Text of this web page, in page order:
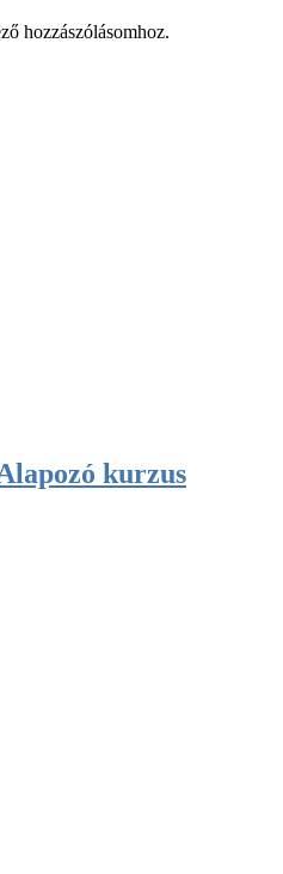
hozzászólásomhoz.
kurzus